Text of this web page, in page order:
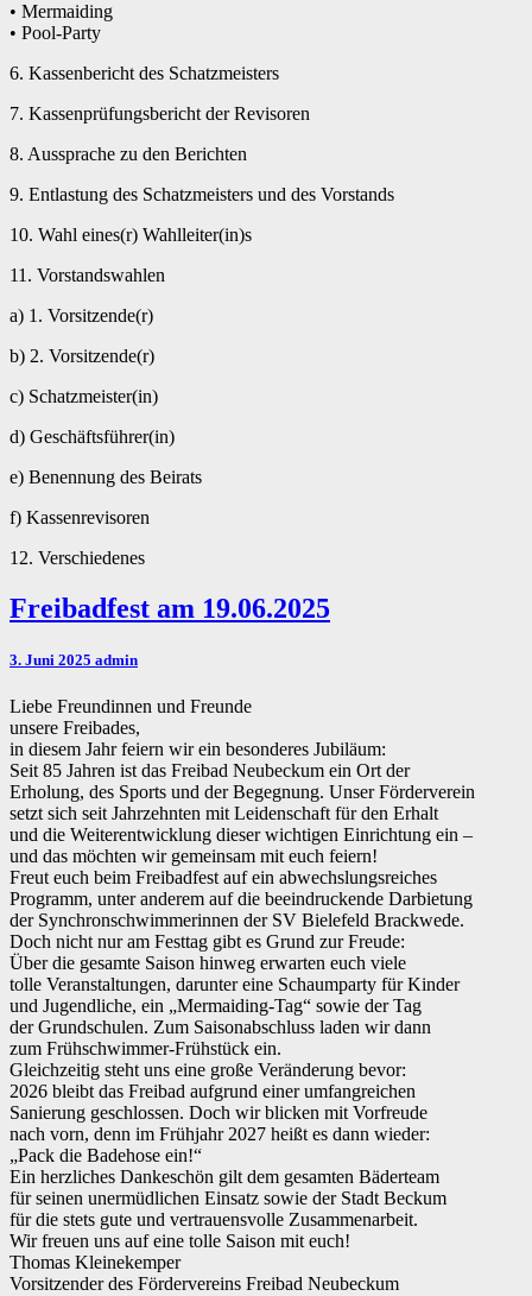
• Mermaiding
• Pool-Party
6. Kassenbericht des Schatzmeisters
7. Kassenprüfungsbericht der Revisoren
8. Aussprache zu den Berichten
9. Entlastung des Schatzmeisters und des Vorstands
10. Wahl eines(r) Wahlleiter(in)s
11. Vorstandswahlen
a) 1. Vorsitzende(r)
b) 2. Vorsitzende(r)
c) Schatzmeister(in)
d) Geschäftsführer(in)
e) Benennung des Beirats
f) Kassenrevisoren
12. Verschiedenes
Freibadfest
am
Freibadfest am 19.06.2025
3. Juni 2025 admin
Liebe Freundinnen und Freunde
unsere Freibades,
in diesem Jahr feiern wir ein besonderes Jubiläum:
Seit 85 Jahren ist das Freibad Neubeckum ein Ort der
Erholung, des Sports und der Begegnung. Unser Förderverein
setzt sich seit Jahrzehnten mit Leidenschaft für den Erhalt
und die Weiterentwicklung dieser wichtigen Einrichtung ein –
und das möchten wir gemeinsam mit euch feiern!
Freut euch beim Freibadfest auf ein abwechslungsreiches
Programm, unter anderem auf die beeindruckende Darbietung
der Synchronschwimmerinnen der SV Bielefeld Brackwede.
Doch nicht nur am Festtag gibt es Grund zur Freude:
Über die gesamte Saison hinweg erwarten euch viele
tolle Veranstaltungen, darunter eine Schaumparty für Kinder
und Jugendliche, ein „Mermaiding-Tag“ sowie der Tag
der Grundschulen. Zum Saisonabschluss laden wir dann
zum Frühschwimmer-Frühstück ein.
Gleichzeitig steht uns eine große Veränderung bevor:
2026 bleibt das Freibad aufgrund einer umfangreichen
Sanierung geschlossen. Doch wir blicken mit Vorfreude
nach vorn, denn im Frühjahr 2027 heißt es dann wieder:
„Pack die Badehose ein!“
Ein herzliches Dankeschön gilt dem gesamten Bäderteam
für seinen unermüdlichen Einsatz sowie der Stadt Beckum
für die stets gute und vertrauensvolle Zusammenarbeit.
Wir freuen uns auf eine tolle Saison mit euch!
Thomas Kleinekemper
Vorsitzender des Fördervereins Freibad Neubeckum